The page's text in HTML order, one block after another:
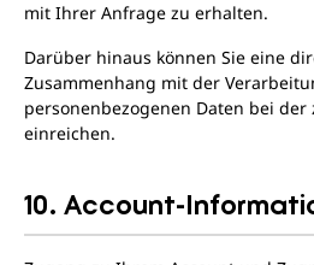
mit Ihrer Anfrage zu erhalten.
Darüber hinaus können Sie eine
Zusammenhang mit der
personenbezogenen Daten bei
einreichen.
10. Account-